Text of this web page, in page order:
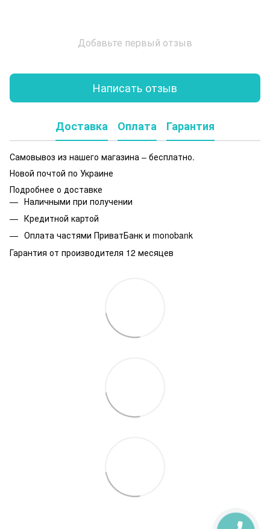
Добавьте первый отзыв
Написать отзыв
Доставка Оплата Гарантия
Самовывоз из нашего магазина – бесплатно.
Новой почтой по Украине
Подробнее о доставке
Наличными при получении
Кредитной картой
Оплата частями ПриватБанк и monobank
Гарантия от производителя 12 месяцев